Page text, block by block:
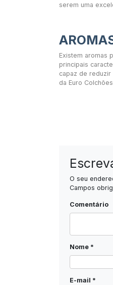
serem uma
Existem aromas
principais
capaz de
da Euro
O seu
Campos
Comentário
Nome *
E-mail *